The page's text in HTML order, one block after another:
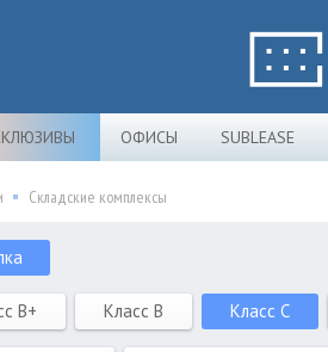
ОФИСЫ SUBLEASE
Складские комплексы
B+ Класс B Класс C